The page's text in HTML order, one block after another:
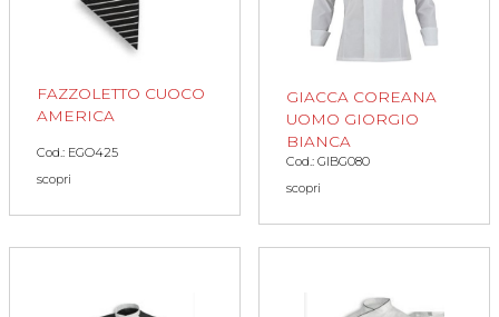
FAZZOLETTO CUOCO
AMERICA
Cod.: EGO425
scopri
GIACCA COREANA
UOMO GIORGIO
BIANCA
Cod.: GIBG080
scopri